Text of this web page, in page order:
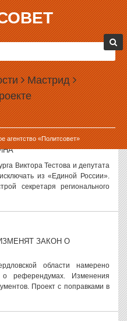
Мастрид
агентство «Политсовет»
что делать со слушаниями
о «расчленении»
администрацию
ИСКЛЮЧАТЬ
Виктора Тестова и депутата
из «Единой России».
секретаря регионального
ЗАКОН О
области намерено
о референдумах. Изменения
Проект с поправками в